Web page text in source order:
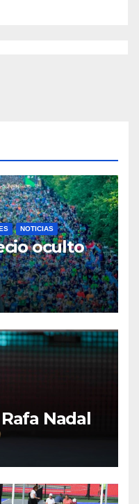
NOTICIAS
oculto
Nadal